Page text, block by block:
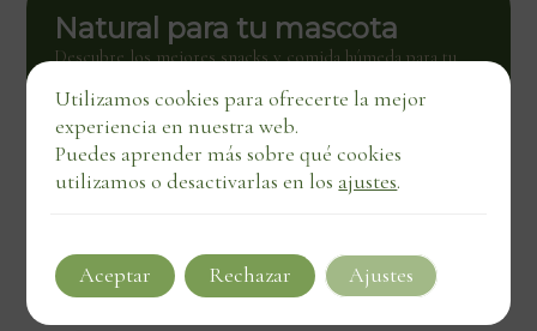
Natural para tu mascota
Descubre los mejores snacks y comida húmeda para tu
negocios locales.
Ver tienda
Utilizamos cookies para ofrecerte la mejor
experiencia en nuestra web.
Puedes aprender más sobre qué cookies
utilizamos o desactivarlas en los ajustes.
Aceptar Rechazar Ajustes